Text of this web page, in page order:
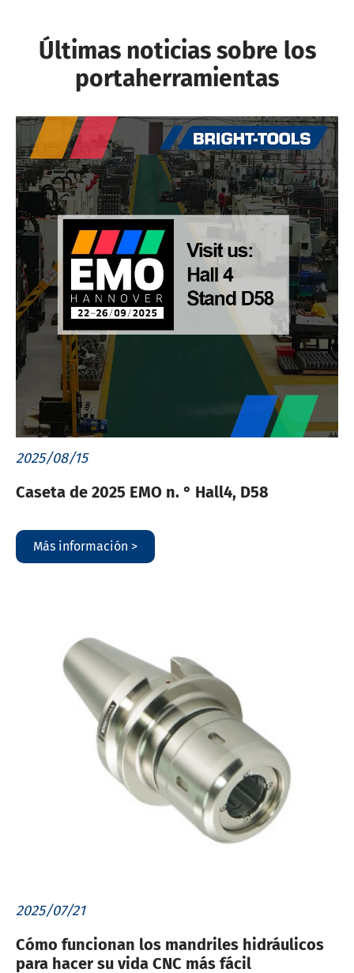
Últimas noticias sobre los
portaherramientas
2025/08/15
Caseta de 2025 EMO n. ° Hall4, D58
Más información >
2025/07/21
Cómo funcionan los mandriles hidráulicos
para hacer su vida CNC más fácil